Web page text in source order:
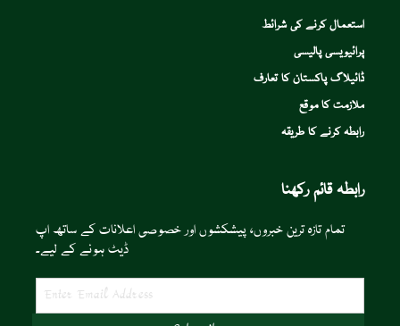
استعمال کرنے کی شرائط
پرائیویسی پالیسی
ڈائیلاگ پاکستان کا تعارف
ملازمت کا موقع
رابطہ کرنے کا طریقہ
رابطہ قائم رکھنا
تمام تازہ ترین خبروں، پیشکشوں اور خصوصی اعلانات کے ساتھ اپ
ڈیٹ ہونے کے لیے۔